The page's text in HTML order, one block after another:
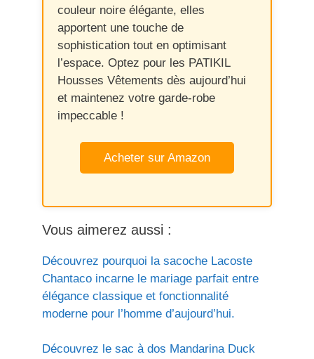
couleur noire élégante, elles
apportent une touche de
sophistication tout en optimisant
l’espace. Optez pour les PATIKIL
Housses Vêtements dès aujourd’hui
et maintenez votre garde-robe
impeccable !
Acheter sur Amazon
Vous aimerez aussi :
Découvrez pourquoi la sacoche Lacoste
Chantaco incarne le mariage parfait entre
élégance classique et fonctionnalité
moderne pour l’homme d’aujourd’hui.
Découvrez le sac à dos Mandarina Duck